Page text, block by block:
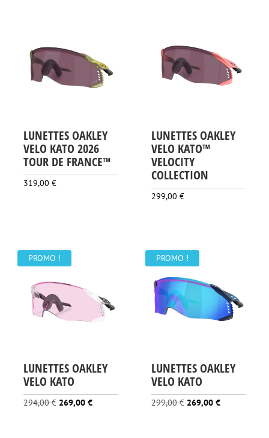
LUNETTES OAKLEY
VELO KATO 2026
TOUR DE FRANCE™
319,00 €
LUNETTES OAKLEY
VELO KATO™
VELOCITY
COLLECTION
299,00€
PROMO !
LUNETTES OAKLEY
VELO KATO
294,00€ Le
269,00 €Le
PROMO !
LUNETTES OAKLEY
VELO KATO
299,00€ Le
269,00€Le